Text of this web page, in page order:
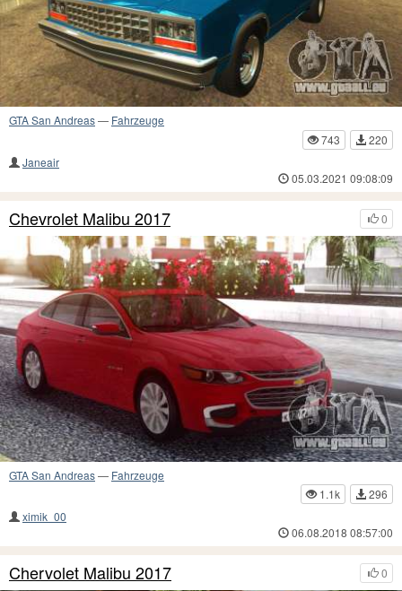
GTA San Andreas— Fahrzeuge
743
220
Janeair
05.03.2021 09:08:09
0
Chevrolet Malibu 2017
GTA San Andreas— Fahrzeuge
1.1k
296
ximik_00
06.08.2018 08:57:00
0
Chervolet Malibu 2017